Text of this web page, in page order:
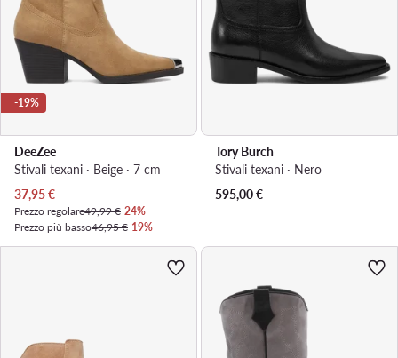
-19%
DeeZee
Stivali texani · Beige · 7 cm
Prezzo attuale
37,95€
Prezzo regolare49,99 €-24%
Prezzo più basso46,95 €-19%
Tory Burch
Stivali texani · Nero
595,00€